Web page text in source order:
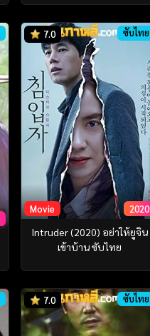
7.0 ซับไทย
Movie 2020
Intruder (2020) อย่าให้ยูจิน
เข้าบ้าน ซับไทย
7.0 ซับไทย